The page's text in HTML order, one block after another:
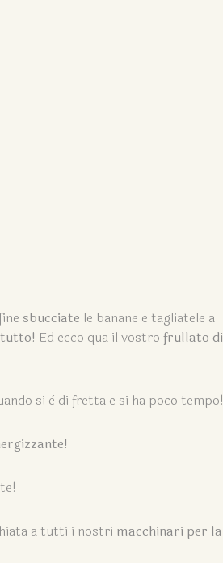
sbucciate le banane e tagliatele a
Ed ecco qua il vostro frullato di
si è di fretta e si ha poco tempo!
a tutti i nostri macchinari per la